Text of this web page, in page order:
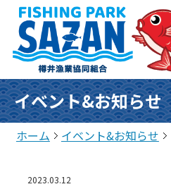
イベント&お知らせ
ホーム イベント&お知らせ
2023.03.12